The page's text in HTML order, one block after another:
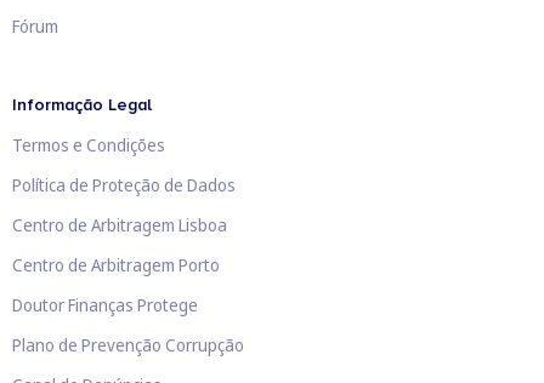
Fórum
Informação Legal
Termos e Condições
Política de Proteção de Dados
Centro de Arbitragem Lisboa
Centro de Arbitragem Porto
Doutor Finanças Protege
Plano de Prevenção Corrupção